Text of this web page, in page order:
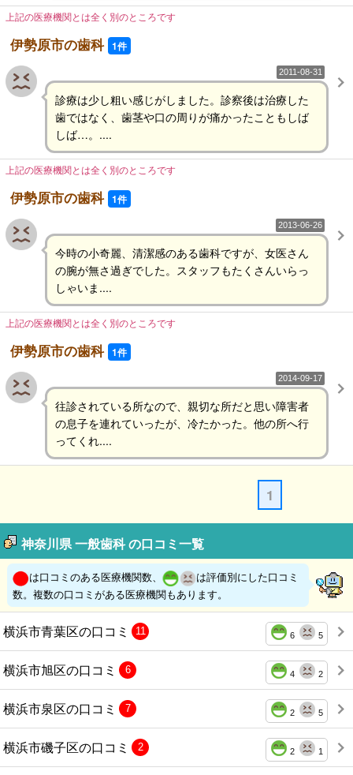
上記の医療機関とは全く別のところです
伊勢原市の歯科 1件
2011-08-31
診療は少し粗い感じがしました。診察後は治療した
歯ではなく、歯茎や口の周りが痛かったこともしば
しば…。....
上記の医療機関とは全く別のところです
伊勢原市の歯科 1件
2013-06-26
今時の小奇麗、清潔感のある歯科ですが、女医さん
の腕が無さ過ぎでした。スタッフもたくさんいらっ
しゃいま....
上記の医療機関とは全く別のところです
伊勢原市の歯科 1件
2014-09-17
往診されている所なので、親切な所だと思い障害者
の息子を連れていったが、冷たかった。他の所へ行
ってくれ....
1
神奈川県 一般歯科 の口コミ一覧
は口コミのある医療機関数、
は評価別にした口コミ
数。複数の口コミがある医療機関もあります。
横浜市青葉区の口コミ 6 5
11
横浜市旭区の口コミ 4 2
6
横浜市泉区の口コミ 2 5
7
横浜市磯子区の口コミ 2 1
2